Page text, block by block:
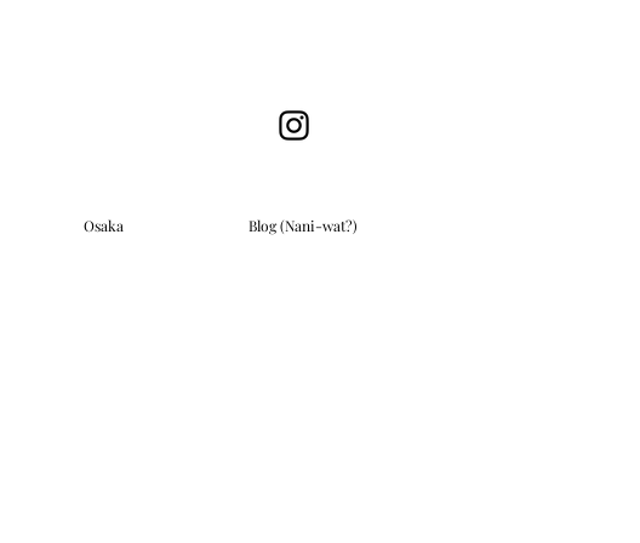
Osaka Blog (Nani-wat?)